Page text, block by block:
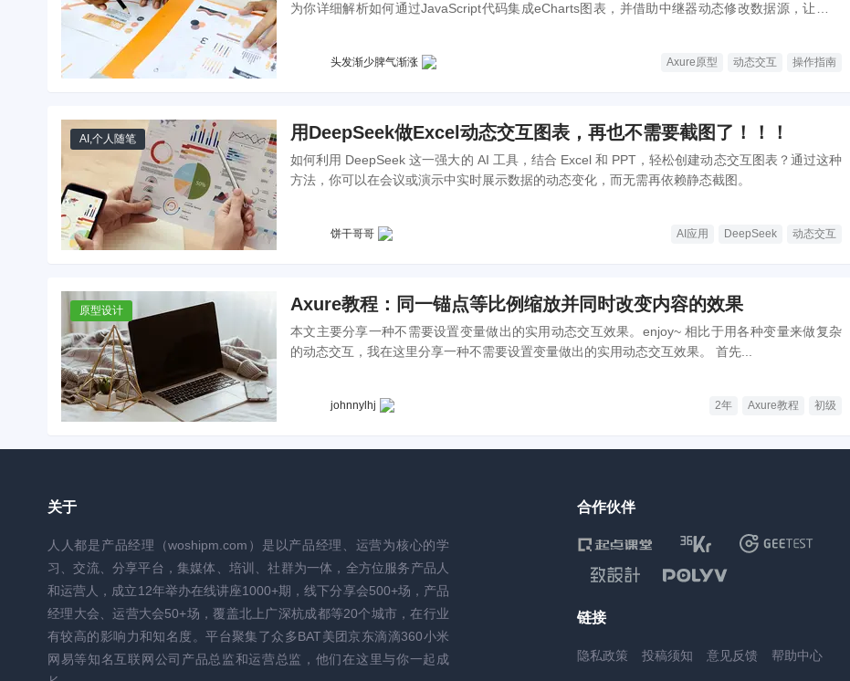
为你详细解析如何通过JavaScript代码集成eCharts图表，并借助中继器动态修改数据源，让饼图
头发渐少脾气渐涨 Axure原型 动态交互 操作指南
AI ,个人随笔 用DeepSeek做Excel动态交互图表，再也不需要截图了！！！
如何利用 DeepSeek 这一强大的 AI 工具，结合 Excel 和 PPT，轻松创建动态交互图表？通过这种
方法，你可以在会议或演示中实时展示数据的动态变化，而无需再依赖静态截图。
饼干哥哥 AI应用 DeepSeek 动态交互
原型设计 Axure教程：同一锚点等比例缩放并同时改变内容的效果
本文主要分享一种不需要设置变量做出的实用动态交互效果。enjoy~ 相比于用各种变量来做复杂
的动态交互，我在这里分享一种不需要设置变量做出的实用动态交互效果。 首先...
johnnylhj 2年 Axure教程 初级
关于
人人都是产品经理（woshipm.com）是以产品经理、运营为核心的学
习、交流、分享平台，集媒体、培训、社群为一体，全方位服务产品人
和运营人，成立12年举办在线讲座1000+期，线下分享会500+场，产品
经理大会、运营大会50+场，覆盖北上广深杭成都等20个城市，在行业
有较高的影响力和知名度。平台聚集了众多BAT美团京东滴滴360小米
网易等知名互联网公司产品总监和运营总监，他们在这里与你一起成
合作伙伴
链接
隐私政策 投稿须知 意见反馈 帮助中心